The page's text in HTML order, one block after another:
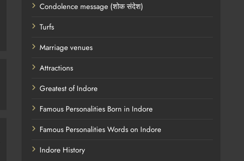
Condolence message (शोक संदेश)
Turfs
Marriage venues
Attractions
Greatest of Indore
Famous Personalities Born in Indore
Famous Personalities Words on Indore
Indore History